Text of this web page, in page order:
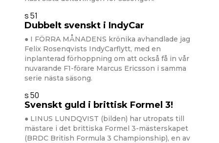
s 51
Dubbelt svenskt i IndyCar
● I FÖRRA MÅNADENS krönika avhandlade jag
Felix Rosenqvists IndyCarflytt, med en
inplanterad förhoppning om att också få in vår
nuvarande F1-förare Marcus Ericsson i samma
serie nästa säsong.
s 50
Svenskt guld i brittisk Formel 3!
● LINUS LUNDQVIST (bilden) har utropats till
mästare i det brittiska Formel 3-mästerskapet
(BRDC British Formula 3 Championship), en av